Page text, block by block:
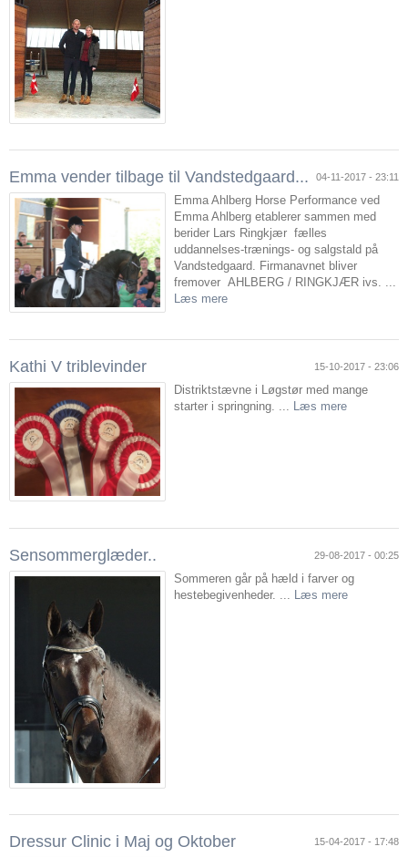
Emma vender tilbage til Vandstedgaard... 04-11-2017 - 23:11
Emma Ahlberg Horse Performance ved
Emma Ahlberg etablerer sammen med
berider Lars Ringkjær fælles
uddannelses-trænings- og salgstald på
Vandstedgaard. Firmanavnet bliver
fremover AHLBERG / RINGKJÆR ivs. ...
Læs mere
Kathi V triblevinder 15-10-2017 - 23:06
Distriktstævne i Løgstør med mange
starter i springning. ... Læs mere
Sensommerglæder.. 29-08-2017 - 00:25
Sommeren går på hæld i farver og
hestebegivenheder. ...
Læs mere
Dressur Clinic i Maj og Oktober 15-04-2017 - 17:48